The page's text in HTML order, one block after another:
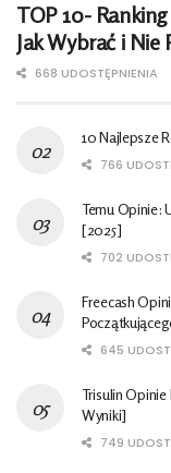
TOP 10-
Jak Wybrać i Nie
668 UDOSTĘPNIENIA
10 Najlepsze
766
Temu Opinie:
[2025]
702
Freecash
645
Trisulin
Wyniki]
749